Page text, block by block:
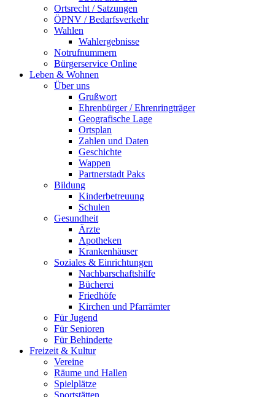
Ortsrecht / Satzungen
ÖPNV / Bedarfsverkehr
Wahlen
Wahlergebnisse
Notrufnummern
Bürgerservice Online
Leben & Wohnen
Über uns
Grußwort
Ehrenbürger / Ehrenringträger
Geografische Lage
Ortsplan
Zahlen und Daten
Geschichte
Wappen
Partnerstadt Paks
Bildung
Kinderbetreuung
Schulen
Gesundheit
Ärzte
Apotheken
Krankenhäuser
Soziales & Einrichtungen
Nachbarschaftshilfe
Bücherei
Friedhöfe
Kirchen und Pfarrämter
Für Jugend
Für Senioren
Für Behinderte
Freizeit & Kultur
Vereine
Räume und Hallen
Spielplätze
Sportstätten